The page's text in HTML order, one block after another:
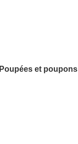
Poupées et poupons